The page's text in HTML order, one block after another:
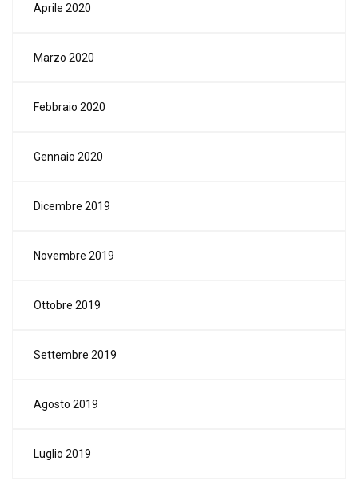
Aprile 2020
Marzo 2020
Febbraio 2020
Gennaio 2020
Dicembre 2019
Novembre 2019
Ottobre 2019
Settembre 2019
Agosto 2019
Luglio 2019